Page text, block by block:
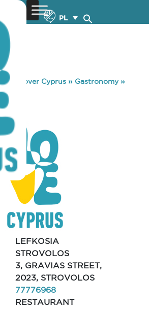
PL
»Discover Cyprus » Gastronomy»
LEFKOSIA
STROVOLOS
3, GRAVIAS STREET,
2023, STROVOLOS
77776968
RESTAURANT